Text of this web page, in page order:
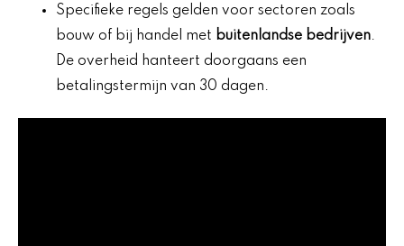
Specifieke regels gelden voor sectoren zoals
bouw of bij handel met buitenlandse bedrijven.
De overheid hanteert doorgaans een
betalingstermijn van 30 dagen.